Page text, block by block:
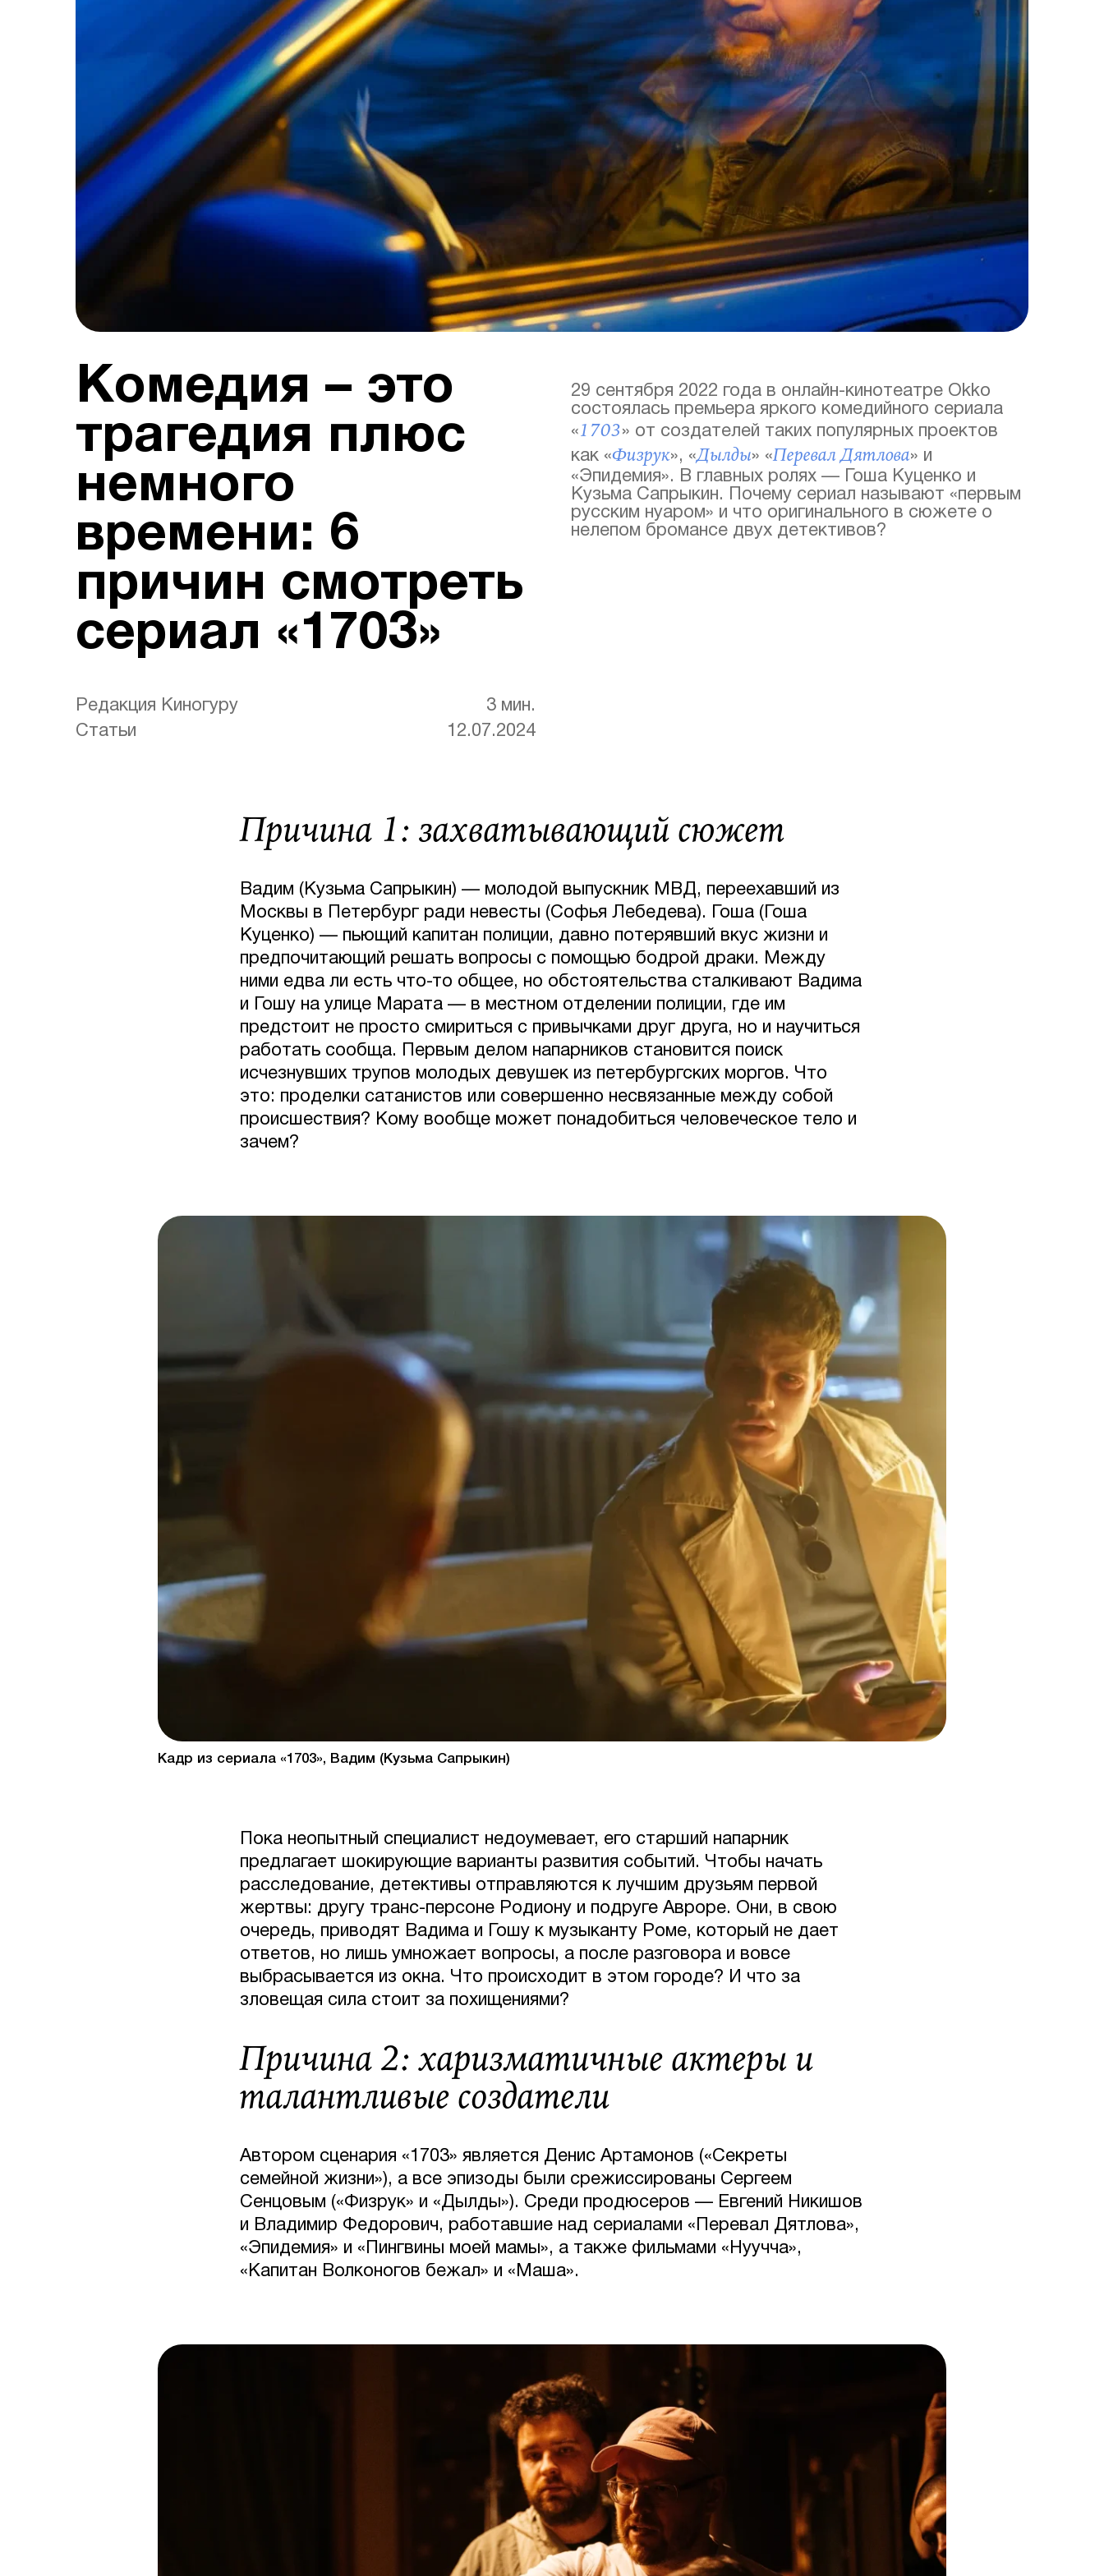
Комедия – это
трагедия плюс
немного
времени: 6
причин смотреть
сериал «1703»
Редакция Киногуру
Статьи
3 мин.
12.07.2024
29 сентября 2022 года в онлайн-кинотеатре Okko
состоялась премьера яркого комедийного сериала
«1703» от создателей таких популярных проектов
как «Физрук», «Дылды» «Перевал Дятлова» и
«Эпидемия». В главных ролях — Гоша Куценко и
Кузьма Сапрыкин. Почему сериал называют «первым
русским нуаром» и что оригинального в сюжете о
нелепом бромансе двух детективов?
Причина 1: захватывающий сюжет
Вадим (Кузьма Сапрыкин) — молодой выпускник МВД, переехавший из
Москвы в Петербург ради невесты (Софья Лебедева). Гоша (Гоша
Куценко) — пьющий капитан полиции, давно потерявший вкус жизни и
предпочитающий решать вопросы с помощью бодрой драки. Между
ними едва ли есть что-то общее, но обстоятельства сталкивают Вадима
и Гошу на улице Марата — в местном отделении полиции, где им
предстоит не просто смириться с привычками друг друга, но и научиться
работать сообща. Первым делом напарников становится поиск
исчезнувших трупов молодых девушек из петербургских моргов. Что
это: проделки сатанистов или совершенно несвязанные между собой
происшествия? Кому вообще может понадобиться человеческое тело и
зачем?
Кадр из сериала «1703», Вадим (Кузьма Сапрыкин)
Пока неопытный специалист недоумевает, его старший напарник
предлагает шокирующие варианты развития событий. Чтобы начать
расследование, детективы отправляются к лучшим друзьям первой
жертвы: другу транс-персоне Родиону и подруге Авроре. Они, в свою
очередь, приводят Вадима и Гошу к музыканту Роме, который не дает
ответов, но лишь умножает вопросы, а после разговора и вовсе
выбрасывается из окна. Что происходит в этом городе? И что за
зловещая сила стоит за похищениями?
Причина 2: харизматичные актеры и
талантливые создатели
Автором сценария «1703» является Денис Артамонов («Секреты
семейной жизни»), а все эпизоды были срежиссированы Сергеем
Сенцовым («Физрук» и «Дылды»). Среди продюсеров — Евгений Никишов
и Владимир Федорович, работавшие над сериалами «Перевал Дятлова»,
«Эпидемия» и «Пингвины моей мамы», а также фильмами «Нуучча»,
«Капитан Волконогов бежал» и «Маша».